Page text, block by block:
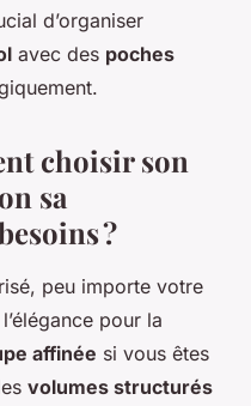
d’organiser
avec des poches
choisir son
sa
?
peu importe votre
pour la
affinée si vous êtes
volumes structurés